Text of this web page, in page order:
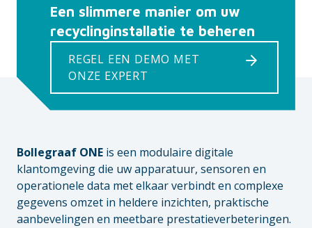
Een slimmere manier om uw
recyclinginstallatie te beheren
REGEL EEN DEMO MET
ONZE EXPERT
Bollegraaf ONE is een modulaire digitale
klantomgeving die uw apparatuur, sensoren en
operationele data met elkaar verbindt en complexe
gegevens omzet in heldere inzichten, praktische
aanbevelingen en meetbare prestatieverbeteringen.